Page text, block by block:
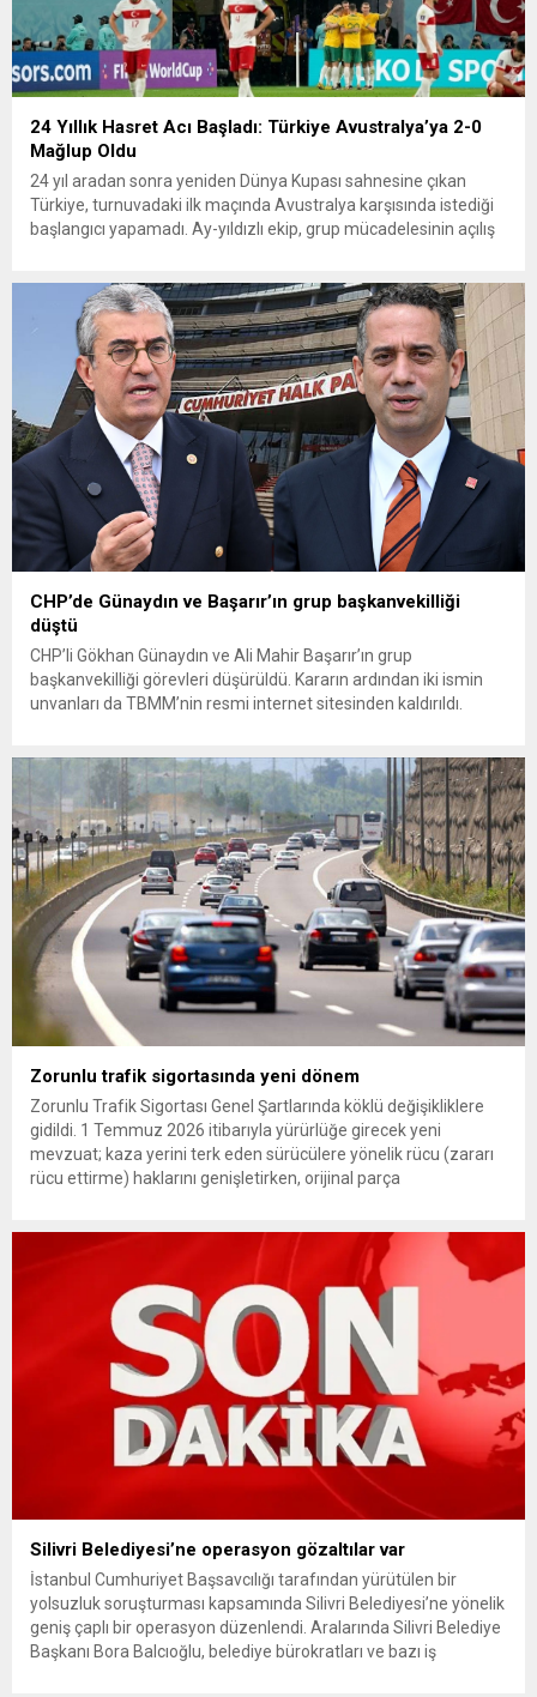
24 Yıllık Hasret Acı Başladı: Türkiye Avustralya’ya 2-0
Mağlup Oldu
24 yıl aradan sonra yeniden Dünya Kupası sahnesine çıkan
Türkiye, turnuvadaki ilk maçında Avustralya karşısında istediği
başlangıcı yapamadı. Ay-yıldızlı ekip, grup mücadelesinin açılış
itibaren iki takım da kontrollü bir oyun sergilerken, Avustralya
özellikle hızlı hücumlarla etkili olmaya...
CHP’de Günaydın ve Başarır’ın grup başkanvekilliği
düştü
CHP’li Gökhan Günaydın ve Ali Mahir Başarır’ın grup
başkanvekilliği görevleri düşürüldü. Kararın ardından iki ismin
unvanları da TBMM’nin resmi internet sitesinden kaldırıldı.
çıkarma cezası uygulanmak üzere Yüksek Disiplin Kurulu’na
(YDK) sevk edilen ve partideki tüm görevlerinden...
Zorunlu trafik sigortasında yeni dönem
Zorunlu Trafik Sigortası Genel Şartlarında köklü değişikliklere
gidildi. 1 Temmuz 2026 itibarıyla yürürlüğe girecek yeni
mevzuat; kaza yerini terk eden sürücülere yönelik rücu (zararı
rücu ettirme) haklarını genişletirken, orijinal parça
getiriyor. Hazine Müsteşarlığına bağlı ilgili kurumlarca...
Silivri Belediyesi’ne operasyon gözaltılar var
İstanbul Cumhuriyet Başsavcılığı tarafından yürütülen bir
yolsuzluk soruşturması kapsamında Silivri Belediyesi’ne yönelik
geniş çaplı bir operasyon düzenlendi. Aralarında Silivri Belediye
Başkanı Bora Balcıoğlu, belediye bürokratları ve bazı iş